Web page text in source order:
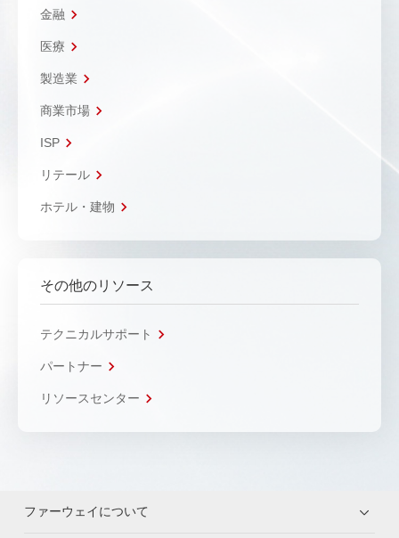
金融
医療
製造業
商業市場
ISP
リテール
ホテル・建物
その他のリソース
テクニカルサポート
パートナー
リソースセンター
ファーウェイについて